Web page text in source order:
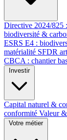
Directive 2024/825
biodiversité &
ESRS E4 :
matérialité SFDR
CBCA : chantier
Investir
Capital naturel &
conformité Valeur
Votre métier